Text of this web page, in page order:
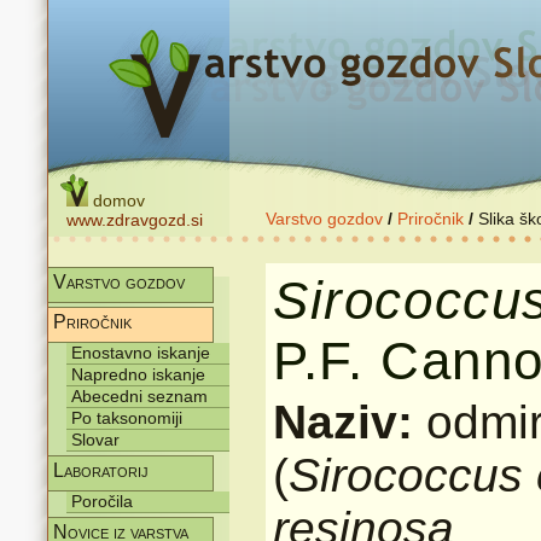
domov
www.zdravgozd.si
Varstvo gozdov / Priročnik / Slika
Varstvo gozdov
Priročnik
Enostavno iskanje
Napredno iskanje
Abecedni seznam
Po taksonomiji
Slovar
Laboratorij
Poročila
Novice iz varstva
P.F.
Naziv:
(Sirococcus
resinosa